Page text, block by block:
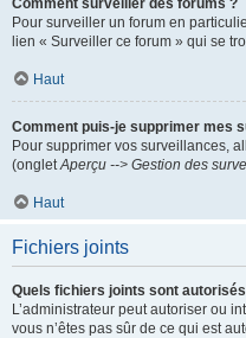
Comment surveiller des forums ?
Pour surveiller un forum en
lien « Surveiller ce forum » qui se
Haut
Comment puis-je supprimer mes
Pour supprimer vos surveillances,
(ongletAperçu --> Gestion des
Haut
Fichiers joints
Quels fichiers joints sont
L’administrateur peut autoriser ou
vous n’êtes pas sûr de ce qui est